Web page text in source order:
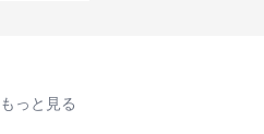
もっと見る